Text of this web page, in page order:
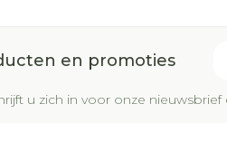
en promoties
u zich in voor onze